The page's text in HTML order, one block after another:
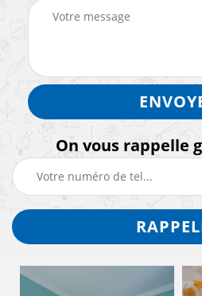
On vous rappelle